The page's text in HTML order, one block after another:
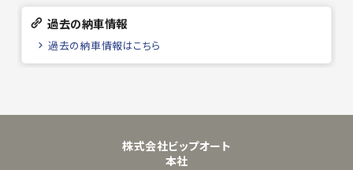
過去の納車情報
過去の納車情報はこちら
株式会社ビップオート
本社